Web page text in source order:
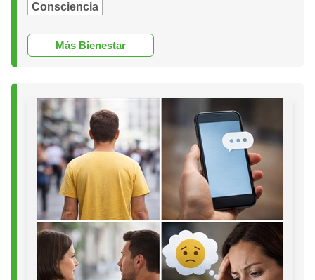
Consciencia
Más Bienestar